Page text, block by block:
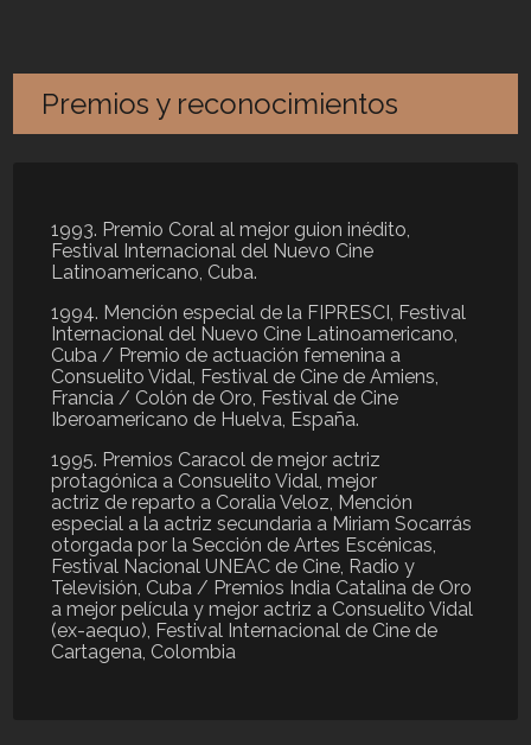
Premios y reconocimientos
1993. Premio Coral al mejor guion inédito,
Festival Internacional del Nuevo Cine
Latinoamericano, Cuba.
1994. Mención especial de la FIPRESCI, Festival
Internacional del Nuevo Cine Latinoamericano,
Cuba / Premio de actuación femenina a
Consuelito Vidal, Festival de Cine de Amiens,
Francia / Colón de Oro, Festival de Cine
Iberoamericano de Huelva, España.
1995. Premios Caracol de mejor actriz
protagónica a Consuelito Vidal, mejor
actriz de reparto a Coralia Veloz, Mención
especial a la actriz secundaria a Miriam Socarrás
otorgada por la Sección de Artes Escénicas,
Festival Nacional UNEAC de Cine, Radio y
Televisión, Cuba / Premios India Catalina de Oro
a mejor película y mejor actriz a Consuelito Vidal
(ex-aequo), Festival Internacional de Cine de
Cartagena, Colombia